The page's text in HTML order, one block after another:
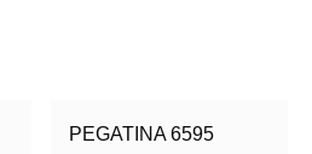
PEGATINA 6595